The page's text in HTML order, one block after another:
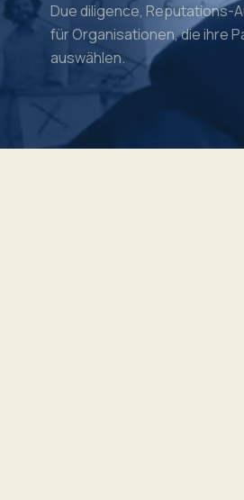
Due diligence, Reputations-
für Organisationen, die ihre
auswählen.